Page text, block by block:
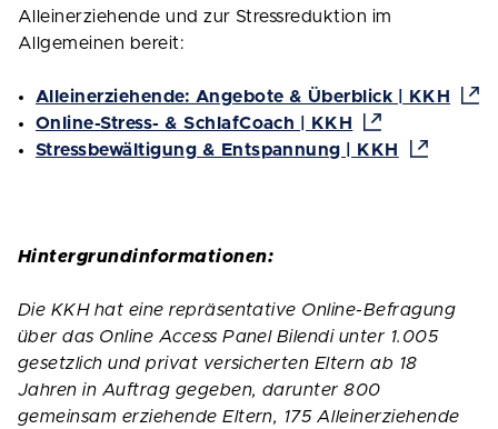
Alleinerziehende und zur Stressreduktion im
Allgemeinen bereit:
Alleinerziehende: Angebote & Überblick | KKH
Online-Stress- & SchlafCoach | KKH
Stressbewältigung & Entspannung | KKH
Hintergrundinformationen:
Die KKH hat eine repräsentative Online-Befragung
über das Online Access Panel Bilendi unter 1.005
gesetzlich und privat versicherten Eltern ab 18
Jahren in Auftrag gegeben, darunter 800
gemeinsam erziehende Eltern, 175 Alleinerziehende